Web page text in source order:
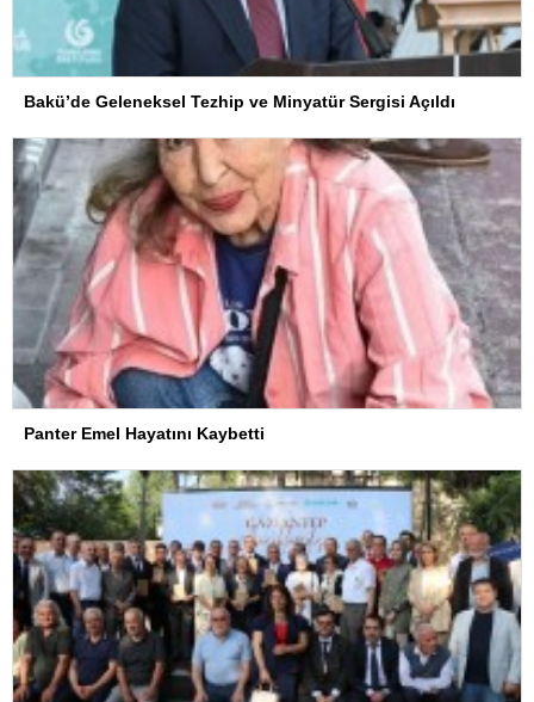
Bakü’de Geleneksel Tezhip ve Minyatür Sergisi Açıldı
Panter Emel Hayatını Kaybetti